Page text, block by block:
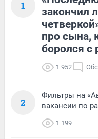
1
закончил
про сына,
боролся с
1 952
2
Фильтры на
вакансии по
1 199